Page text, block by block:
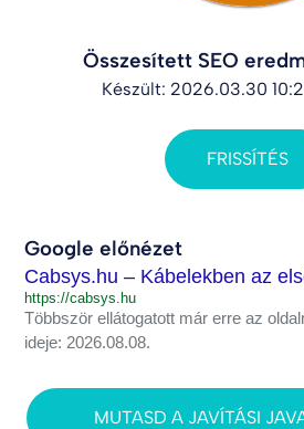
Összesített SEO
Készült: 2026.03.30
FRISSÍTÉS
Google előnézet
Cabsys.hu – Kábelekben az
https://cabsys.hu
Többször ellátogatott már erre az
ideje: 2026.08.08.
MUTASD A JAVÍTÁSI